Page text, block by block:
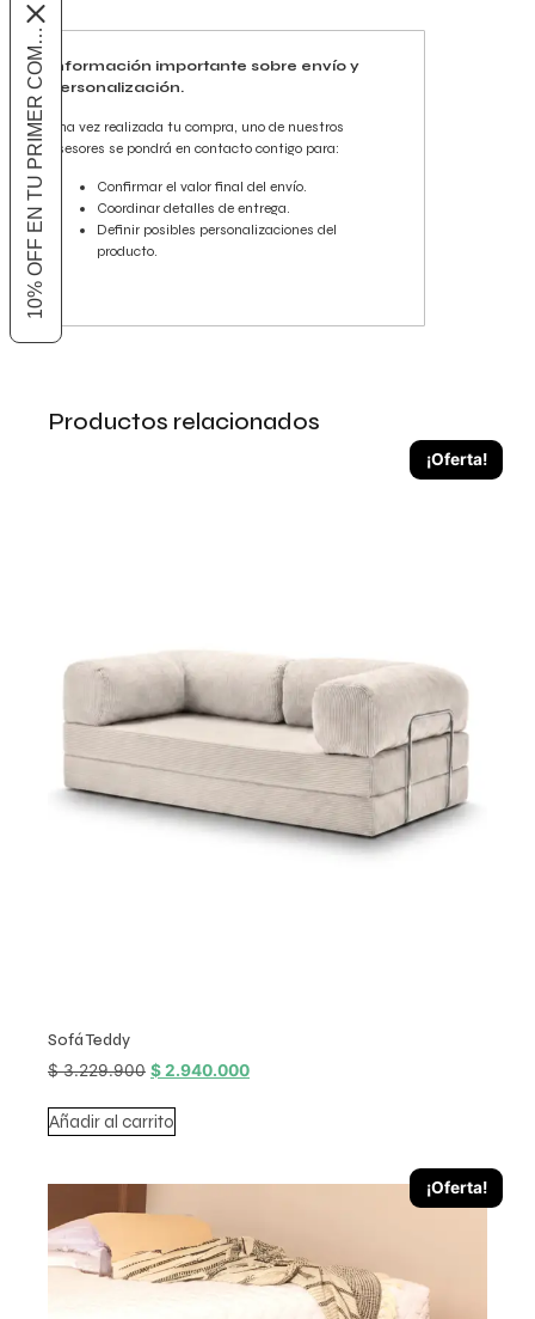
Información importante sobre envío y
personalización.
Una vez realizada tu compra, uno de nuestros
asesores se pondrá en contacto contigo para:
Confirmar el valor final del envío.
Coordinar detalles de entrega.
Definir posibles personalizaciones del
producto.
Productos relacionados
¡Oferta!
Sofá Teddy
$3.229.900 $2.940.000
Añadir al carrito
¡Oferta!
10% OFF EN TU PRIMER COMPRA